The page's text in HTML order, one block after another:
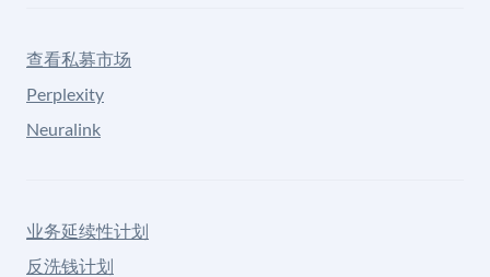
查看私募市场
Perplexity
Neuralink
业务延续性计划
反洗钱计划